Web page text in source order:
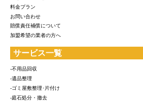
料金プラン
お問い合わせ
賠償責任補償について
加盟希望の業者の方へ
サービス一覧
-不用品回収
-遺品整理
-ゴミ屋敷整理･片付け
-庭石処分・撤去